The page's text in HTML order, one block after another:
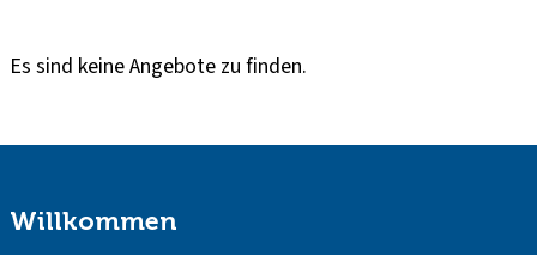
Es sind keine Angebote zu finden.
Willkommen